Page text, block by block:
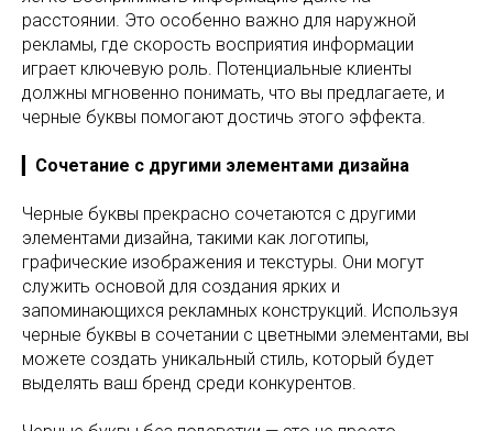
расстоянии. Это особенно важно для наружной
рекламы, где скорость восприятия информации
играет ключевую роль. Потенциальные клиенты
должны мгновенно понимать, что вы предлагаете, и
черные буквы помогают достичь этого эффекта.
Сочетание с другими элементами дизайна
Черные буквы прекрасно сочетаются с другими
элементами дизайна, такими как логотипы,
графические изображения и текстуры. Они могут
служить основой для создания ярких и
запоминающихся рекламных конструкций. Используя
черные буквы в сочетании с цветными элементами, вы
можете создать уникальный стиль, который будет
выделять ваш бренд среди конкурентов.